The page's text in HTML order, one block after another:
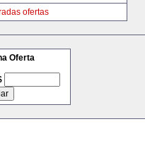
ofertas
Oferta